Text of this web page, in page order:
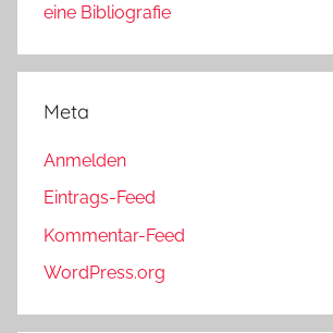
eine Bibliografie
Meta
Anmelden
Eintrags-Feed
Kommentar-Feed
WordPress.org